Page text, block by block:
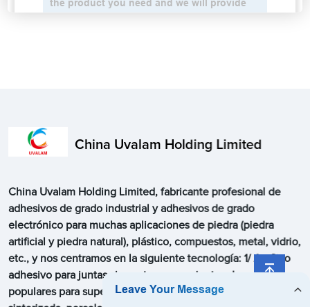
China Uvalam Holding Limited
China Uvalam Holding Limited, fabricante profesional de
adhesivos de grado industrial y adhesivos de grado
electrónico para muchas aplicaciones de piedra (piedra
artificial y piedra natural), plástico, compuestos, metal, vidrio,
etc., y nos centramos en la siguiente tecnología: 1/ Acrílico
adhesivo para juntas sin costuras con cientos de colores
populares para superficies sólidas, piedra de cuarzo, piedra